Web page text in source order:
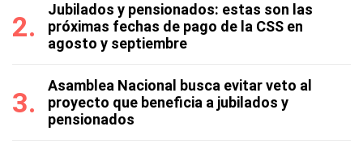
Jubilados y pensionados: estas son las
próximas fechas de pago de la CSS en
agosto y septiembre
Asamblea Nacional busca evitar veto al
proyecto que beneficia a jubilados y
pensionados